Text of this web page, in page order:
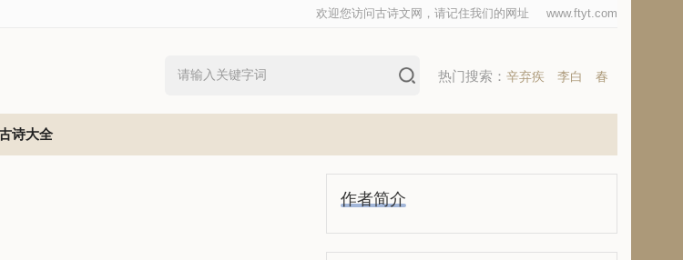
欢迎您访问古诗文网，请记住我们的网址 www.ftyt.com
热门搜索： 辛弃疾 李白 春
诗大全
作者简介